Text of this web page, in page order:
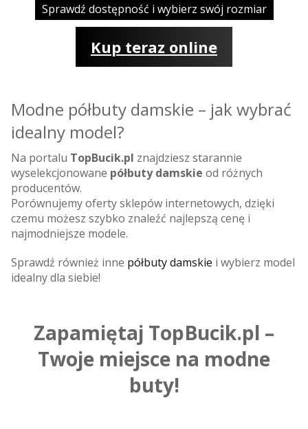
Sprawdź dostępność i wybierz swój rozmiar
Kup teraz online
Modne półbuty damskie – jak wybrać
idealny model?
Na portalu TopBucik.pl znajdziesz starannie
wyselekcjonowane półbuty damskie od różnych
producentów.
Porównujemy oferty sklepów internetowych, dzięki
czemu możesz szybko znaleźć najlepszą cenę i
najmodniejsze modele.
Sprawdź również inne półbuty damskie i wybierz model
idealny dla siebie!
Zapamiętaj TopBucik.pl –
Twoje miejsce na modne
buty!